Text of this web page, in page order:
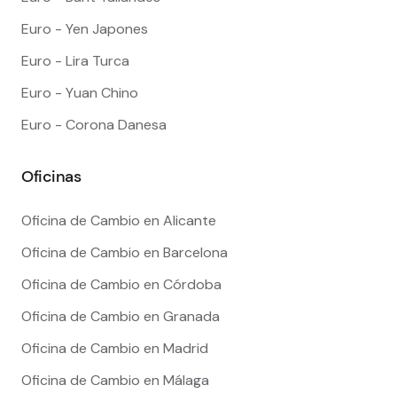
Euro - Yen Japones
Euro - Lira Turca
Euro - Yuan Chino
Euro - Corona Danesa
Oficinas
Oficina de Cambio en Alicante
Oficina de Cambio en Barcelona
Oficina de Cambio en Córdoba
Oficina de Cambio en Granada
Oficina de Cambio en Madrid
Oficina de Cambio en Málaga